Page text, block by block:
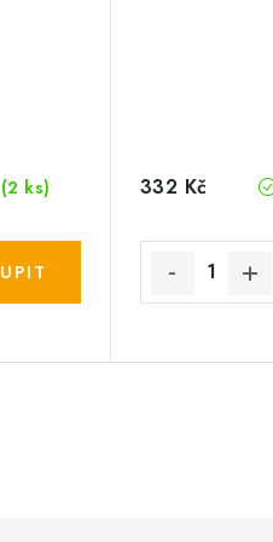
(2 ks) 332 Kč